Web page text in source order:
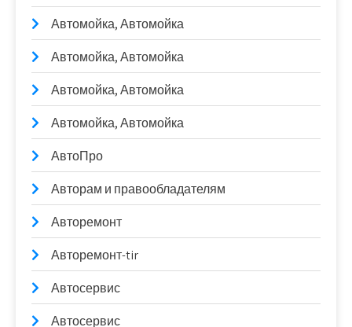
Автомойка, Автомойка
Автомойка, Автомойка
Автомойка, Автомойка
Автомойка, Автомойка
АвтоПро
Авторам и правообладателям
Авторемонт
Авторемонт-tir
Автосервис
Автосервис